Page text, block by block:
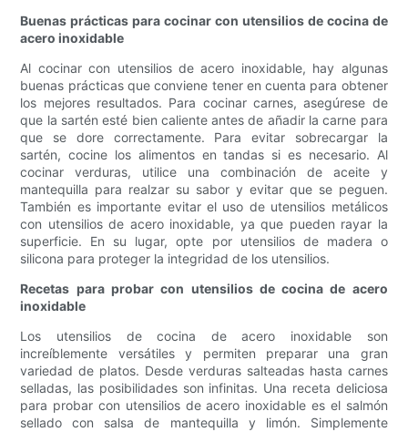
Buenas prácticas para cocinar con utensilios de cocina de
acero inoxidable
Al cocinar con utensilios de acero inoxidable, hay algunas
buenas prácticas que conviene tener en cuenta para obtener
los mejores resultados. Para cocinar carnes, asegúrese de
que la sartén esté bien caliente antes de añadir la carne para
que se dore correctamente. Para evitar sobrecargar la
sartén, cocine los alimentos en tandas si es necesario. Al
cocinar verduras, utilice una combinación de aceite y
mantequilla para realzar su sabor y evitar que se peguen.
También es importante evitar el uso de utensilios metálicos
con utensilios de acero inoxidable, ya que pueden rayar la
superficie. En su lugar, opte por utensilios de madera o
silicona para proteger la integridad de los utensilios.
Recetas para probar con utensilios de cocina de acero
inoxidable
Los utensilios de cocina de acero inoxidable son
increíblemente versátiles y permiten preparar una gran
variedad de platos. Desde verduras salteadas hasta carnes
selladas, las posibilidades son infinitas. Una receta deliciosa
para probar con utensilios de acero inoxidable es el salmón
sellado con salsa de mantequilla y limón. Simplemente